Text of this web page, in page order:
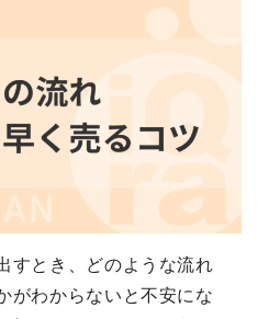
すとき、どのような流れ
がわからないと不安にな